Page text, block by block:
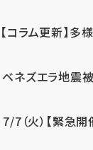
【コラム更新】多
ベネズエラ地震
7/7（火）【緊急